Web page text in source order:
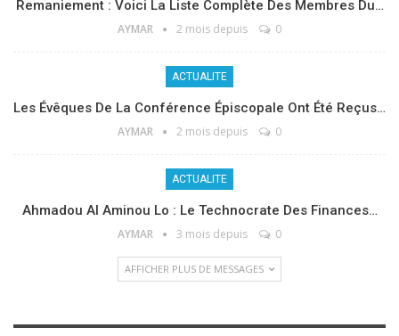
Remaniement : Voici La Liste Complète Des Membres Du…
AYMAR 2 mois depuis 0
ACTUALITE
Les Évêques De La Conférence Épiscopale Ont Été Reçus…
AYMAR 2 mois depuis 0
ACTUALITE
Ahmadou Al Aminou Lo : Le Technocrate Des Finances…
AYMAR 3 mois depuis 0
AFFICHER PLUS DE MESSAGES